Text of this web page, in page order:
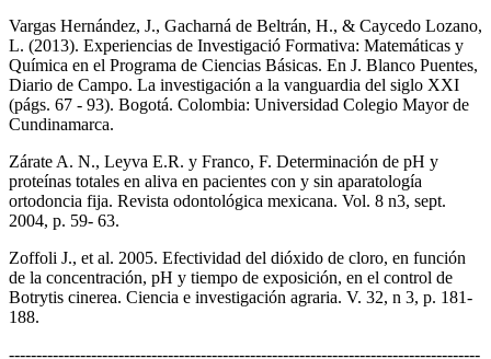
Vargas Hernández, J., Gacharná de Beltrán, H., & Caycedo Lozano,
L. (2013). Experiencias de Investigació Formativa: Matemáticas y
Química en el Programa de Ciencias Básicas. En J. Blanco Puentes,
Diario de Campo. La investigación a la vanguardia del siglo XXI
(págs. 67 - 93). Bogotá. Colombia: Universidad Colegio Mayor de
Cundinamarca.
Zárate A. N., Leyva E.R. y Franco, F. Determinación de pH y
proteínas totales en aliva en pacientes con y sin aparatología
ortodoncia fija. Revista odontológica mexicana. Vol. 8 n3, sept.
2004, p. 59- 63.
Zoffoli J., et al. 2005. Efectividad del dióxido de cloro, en función
de la concentración, pH y tiempo de exposición, en el control de
Botrytis cinerea. Ciencia e investigación agraria. V. 32, n 3, p. 181-
188.
--------------------------------------------------------------------------------------